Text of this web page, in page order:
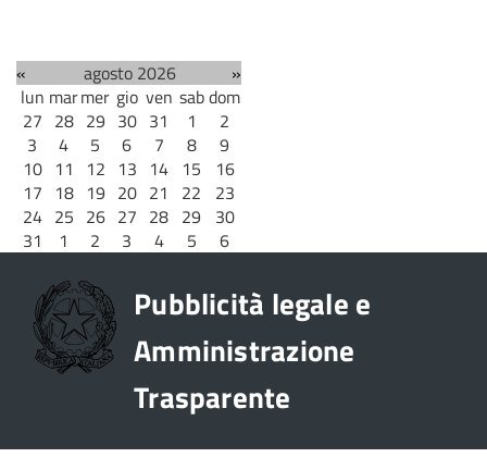
« agosto 2026
»
lun marmer gio ven sabdom
27 28 29 30 31 1
2
3
4 5 6 7 8
9
10 11 12 13 14 15
16
17 18 19 20 21 22
23
24 25 26 27 28 29 30
31
1 2 3 4 5 6
Pubblicità legale e
Amministrazione
Trasparente